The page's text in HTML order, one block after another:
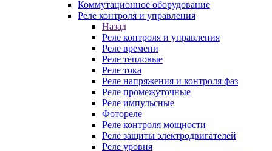
Коммутационное оборудование
Реле контроля и управления
Назад
Реле контроля и управления
Реле времени
Реле тепловые
Реле тока
Реле напряжения и контроля фаз
Реле промежуточные
Реле импульсные
Фотореле
Реле контроля мощности
Реле защиты электродвигателей
Реле уровня